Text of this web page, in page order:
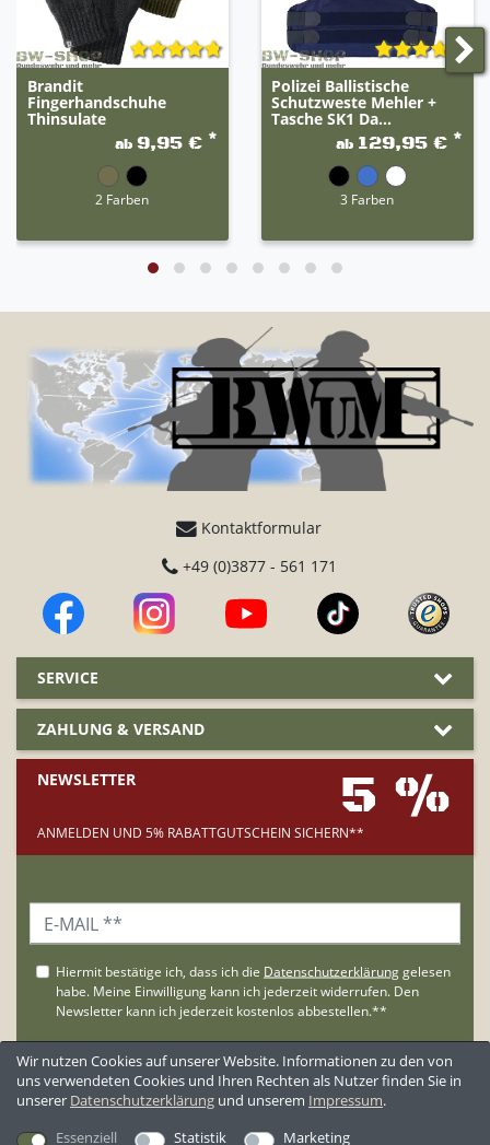
Brandit
Fingerhandschuhe
Thinsulate
ab 9,95 € *
2 Farben
Polizei Ballistische
Schutzweste Mehler +
Tasche SK1 Da...
ab 129,95 € *
3 Farben
Kontaktformular
+49 (0)3877 - 561 171
SERVICE
ZAHLUNG & VERSAND
NEWSLETTER 5 %
ANMELDEN UND 5% RABATTGUTSCHEIN SICHERN**
**Der Gutschein wird nur an Neukunden versandt.
Wir nutzen Cookies auf unserer Website. Informationen zu den von
uns verwendeten Cookies und Ihren Rechten als Nutzer finden Sie in
unserer Daten­schutz­erklärung und unserem Impressum.
Essenziell
Statistik Marketing